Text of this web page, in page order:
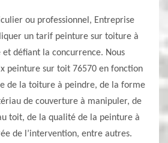
ou professionnel, Entreprise
un tarif peinture sur toiture à
défiant la concurrence. Nous
peinture sur toit 76570 en fonction
de la toiture à peindre, de la forme
de couverture à manipuler, de
toit, de la qualité de la peinture à
de l’intervention, entre autres.